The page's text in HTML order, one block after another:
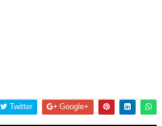
Twitter Google+